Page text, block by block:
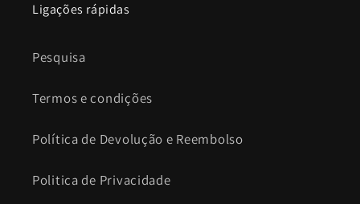
Ligações rápidas
Pesquisa
Termos e condições
Política de Devolução e Reembolso
Politica de Privacidade